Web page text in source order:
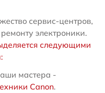
сервис-центров,
электроники.
следующими
мастера -
Canon.